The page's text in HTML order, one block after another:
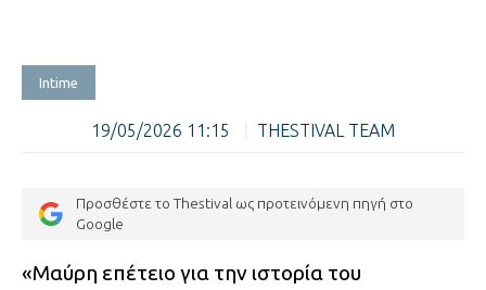
Intime
19/05/2026 11:15 THESTIVAL TEAM
Προσθέστε το Thestival ως προτεινόμενη πηγή στο
Google
«Μαύρη επέτειο για την ιστορία του